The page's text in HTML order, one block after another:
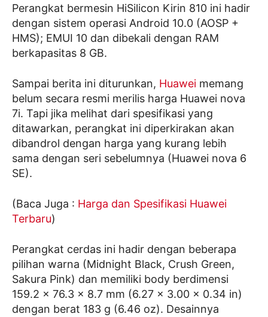
Perangkat bermesin HiSilicon Kirin 810 ini hadir
dengan sistem operasi Android 10.0 (AOSP +
HMS); EMUI 10 dan dibekali dengan RAM
berkapasitas 8 GB.
Sampai berita ini diturunkan, Huawei memang
belum secara resmi merilis harga Huawei nova
7i. Tapi jika melihat dari spesifikasi yang
ditawarkan, perangkat ini diperkirakan akan
dibandrol dengan harga yang kurang lebih
sama dengan seri sebelumnya (Huawei nova 6
SE).
(Baca Juga : Harga dan Spesifikasi Huawei
Terbaru)
Perangkat cerdas ini hadir dengan beberapa
pilihan warna (Midnight Black, Crush Green,
Sakura Pink) dan memiliki body berdimensi
159.2 x 76.3 x 8.7 mm (6.27 x 3.00 x 0.34 in)
dengan berat 183 g (6.46 oz). Desainnya